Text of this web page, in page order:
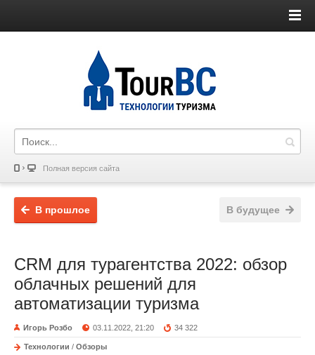
Полная версия сайта
В будущее
В прошлое
CRM для турагентства 2022: обзор
облачных решений для
автоматизации туризма
Игорь Розбо 03.11.2022, 21:20 34 322
Технологии / Обзоры